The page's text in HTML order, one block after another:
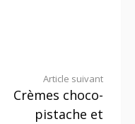
Article suivant
Crèmes choco-
pistache et